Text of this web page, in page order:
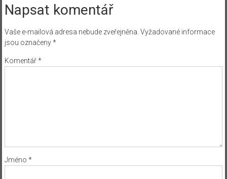
Napsat komentář
Vaše e-mailová adresa nebude zveřejněna. Vyžadované informace
jsou označeny*
Komentář*
Jméno *